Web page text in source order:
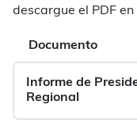
descargue el PDF
Documento
Informe de
Regional